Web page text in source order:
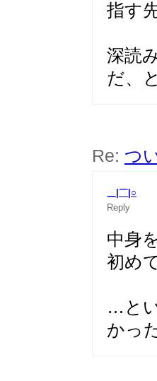
指す
深読
だ、
Re: つ
＿|￣|○
Reply
中身
初め
…と
かっ